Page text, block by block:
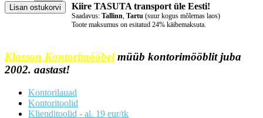
Kiire TASUTA transport üle Eesti!
Saadavus: Tallinn Tartu (suur kogus mõlemas laos)
Toote maksumus on esitatud 24% käibemaksuta.
Klasson Kontorimööbelmüüb kontorimööblit juba
2002. aastast!
Kontorilauad
Kontoritoolid
Klienditoolid - al. 19 eur/tk